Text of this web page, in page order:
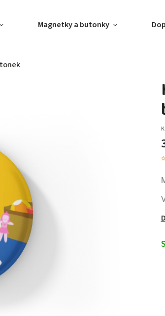
Magnetky a butonky